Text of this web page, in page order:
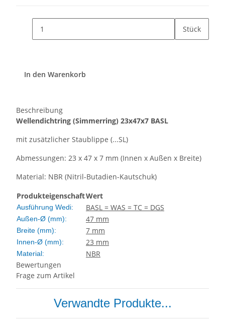
Stück
In den Warenkorb
Beschreibung
Wellendichtring (Simmerring) 23x47x7 BASL
mit zusätzlicher Staublippe (...SL)
Abmessungen: 23 x 47 x 7 mm (Innen x Außen x Breite)
Material: NBR (Nitril-Butadien-Kautschuk)
ProdukteigenschaftWert
Ausführung Wedi: BASL = WAS = TC = DGS
Außen-Ø (mm): 47 mm
Breite (mm): 7 mm
Innen-Ø (mm): 23 mm
Material:
NBR
Bewertungen
Frage zum Artikel
Verwandte Produkte...